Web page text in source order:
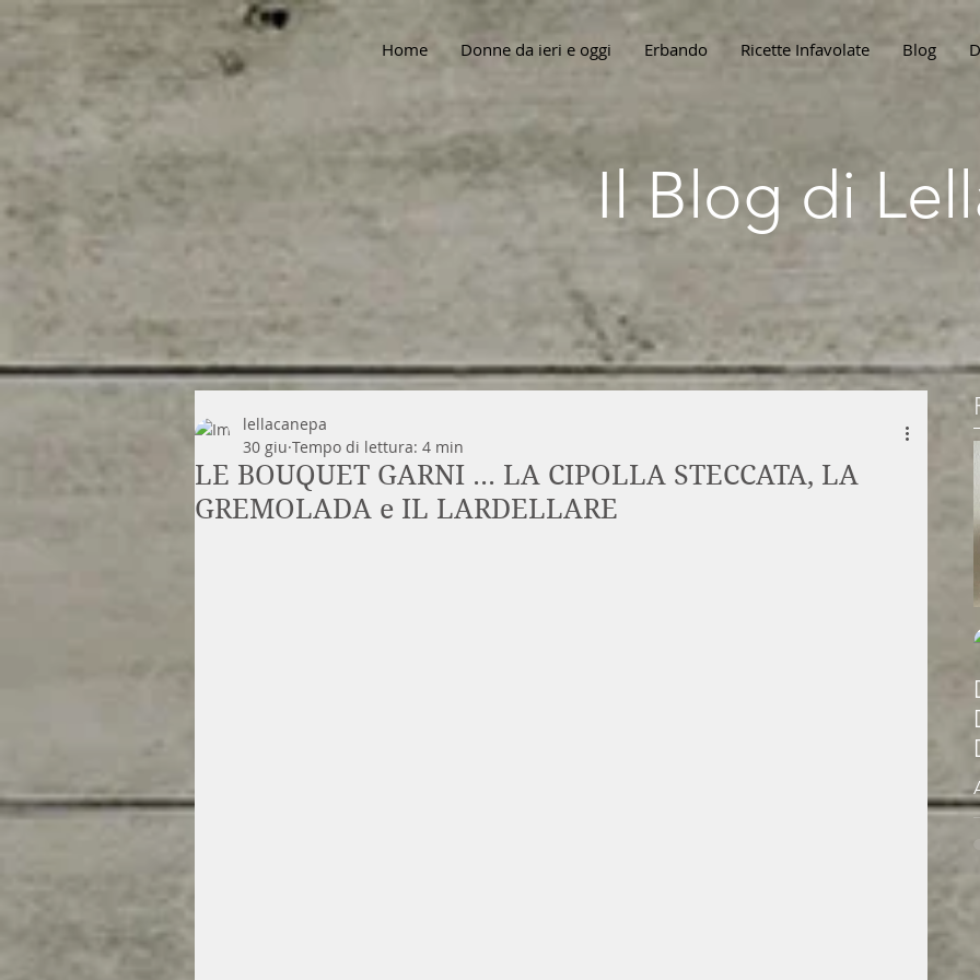
Home Donne da ieri e oggi Erbando Ricette Infavolate Blog
Il Blog di
LE BOUQUET GARNI ... LA CIPOLLA STECCATA, LA
GREMOLADA e IL LARDELLARE
lellacanepa
30 giu Tempo di lettura: 4 min